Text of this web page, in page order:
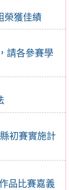
榮獲佳績
請各參賽學
初賽實施計
品比賽嘉義